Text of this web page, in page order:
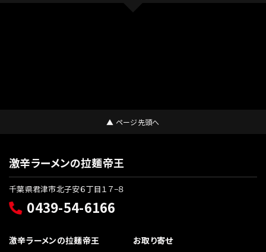
▲ ページ先頭へ
激辛ラーメンの拉麺帝王
千葉県君津市北子安６丁目１７−８
0439-54-6166
激辛ラーメンの拉麺帝王 お取り寄せ